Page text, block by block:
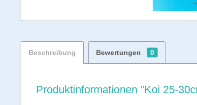
Beschreibung Bewertungen 0
Produktinformationen "Koi 25-